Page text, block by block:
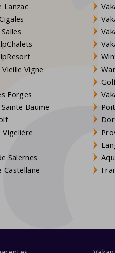
Lanzac
Vigne
Forges
Baume
Vigelière
Salernes
Castellane